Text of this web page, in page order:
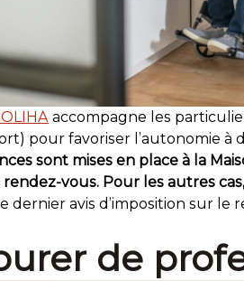
accompagne les
pour favoriser l’autonomie à
sont mises en place à la
rendez-vous. Pour les autres
dernier avis d’imposition sur le
de